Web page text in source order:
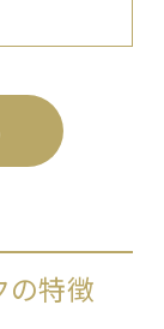
の特徴